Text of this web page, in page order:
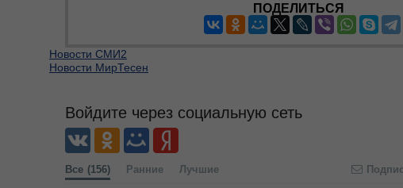
ПОДЕЛИТЬСЯ
Новости СМИ2
Новости МирТесен
Войдите через социальную сеть
Все (156) Ранние Лучшие